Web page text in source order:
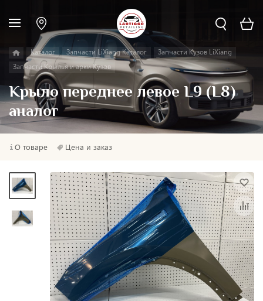
Каталог Запчасти LiXiang Каталог
Запчасти Кузов LiXiang
Запчасти Крылья и арки Кузов
Крыло переднее левое L9 (L8)
аналог
О товаре Цена и заказ